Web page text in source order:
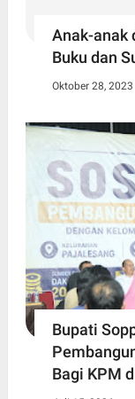
Anak-anak
Buku dan
Oktober 28, 2023
Bupati
Bagi KPM